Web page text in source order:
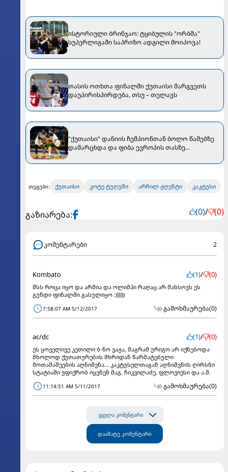
ისტორიული ბრინჯაო: ტყიბულის "ორბმა"
სუპერლიგაში საპრიზო ადგილი მოიპოვა!
თასის ოთხთა ფინალში ქუთაისი მარგვეთს
დაუპირისპირდება, თსუ – თელავს
"ქუთაისი" დანიის ჩემპიონთან ბოლო წამებზე
დამარცხდა და ფიბა ევროპის თასზე
თეგები: ქუთაისი კოტე ტუღუში არჩილ ჟღენტი კაკტუსი
გაზიარება: (0)/ (0)
კომენტარები 2
Kombato (1)/ (0)
შსს როცა იყო და არმია და ოლიმპი რაღაც არ მახსოვს ეს
გუნდი ფინალში გასულიყო :))))))
7:58:07 AM 5/12/2017 გამოხმაურება(0)
ac/dc (1)/ (0)
ეს ყოველივე კეთილი ბ-ნო ვაჟა, მაგრამ ურიგო არ იქნებოდა
მხოლოდ ქუთათურების მხრიდან წარმატებული
მოთამაშეების აღნიშვნა... კაკტუსელთაგან აღნიშვნის ღირსნი
სტატიაში ვფიქრობ იყვნენ მაგ. ჩიკვილაძე, ფლოვიესი და ა.შ.
11:14:51 AM 5/11/2017 გამოხმაურება(0)
ყველა კომენტარი
დაამატე კომენტარი